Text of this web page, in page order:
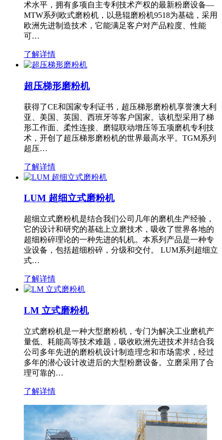
术水平，拥有多项自主专利技术产权的最新粉磨设备—
MTW系列欧式磨粉机，以悬辊磨粉机9518为基础，采用
欧洲先进制造技术，它能满足客户对产品粒度、性能
可…
了解详情
超压梯形磨粉机
获得了CE和国家专利证书，超压梯形磨粉机享誉澳大利
亚、美国、英国、西班牙等客户国家。该机型采用了梯
形工作面、柔性连接、磨辊联动增压等五项磨机专利技
术，开创了超压梯形磨粉机的世界最高水平。TGM系列
超压…
了解详情
LUM 超细立式磨粉机
超细立式磨粉机是结合我们公司几年的磨机生产经验，
它的设计和研究的基础上立磨技术，吸收了世界各地的
超细粉碎理论的一种先进的轧机。本系列产品是一种专
业设备，包括超细粉碎，分级和交付。 LUM系列超细立
式…
了解详情
LM 立式磨粉机
立式磨粉机是一种大型磨粉机，专门为解决工业磨机产
量低、耗能高等技术难题，吸收欧洲先进技术并结合我
公司多年先进的磨粉机设计制造理念和市场需求，经过
多年的潜心设计改进后的大型粉磨设备。立磨采用了合
理可靠的…
了解详情